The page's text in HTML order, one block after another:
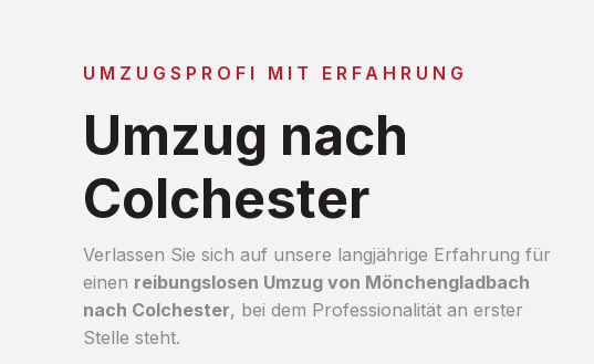
UMZUGSPROFI MIT ERFAHRUNG
Umzug nach
Colchester
Verlassen Sie sich auf unsere langjährige Erfahrung für
einen reibungslosen Umzug von Mönchengladbach
nach Colchester, bei dem Professionalität an erster
Stelle steht.